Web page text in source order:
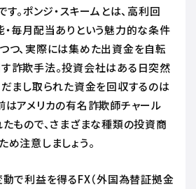
す。ポンジ・スキームとは、高利回
・毎月配当ありという魅力的な条件
つ、実際には集めた出資金を自転
詐欺手法。投資会社はある日突然
だまし取られた資金を回収するのは
はアメリカの有名詐欺師チャール
たもので、さまざまな種類の投資商
注意しましょう。
動で利益を得るFX（外国為替証拠金